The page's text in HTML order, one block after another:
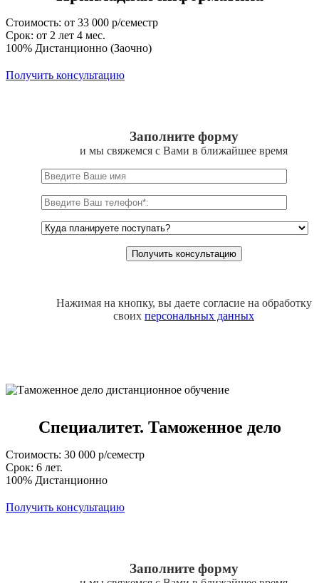
Стоимость: от 33 000 р/семестр
Срок: от 2 лет 4 мес.
100% Дистанционно (Заочно)
Получить консультацию
Заполните форму
и мы свяжемся с Вами в ближайшее время
Нажимая на кнопку, вы даете согласие на обработку
своих персональных данных
Специалитет. Таможенное дело
Стоимость: 30 000 р/семестр
Срок: 6 лет.
100% Дистанционно
Получить консультацию
Заполните форму